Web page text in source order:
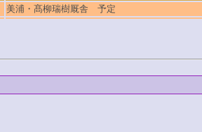
美浦・髙柳瑞樹厩舎 予定